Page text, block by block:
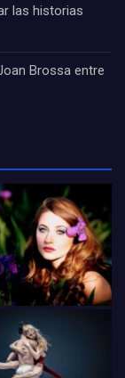
las historias
Brossa entre